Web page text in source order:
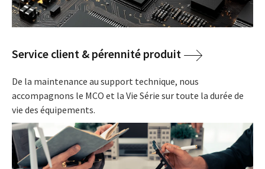
Service client & pérennité produit
De la maintenance au support technique, nous
accompagnons le MCO et la Vie Série sur toute la durée de
vie des équipements.